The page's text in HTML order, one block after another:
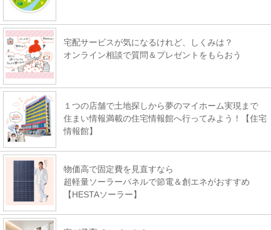
宅配サービスが気になるけれど、しくみは？
オンライン相談で質問＆プレゼントをもらおう
１つの店舗で土地探しから夢のマイホーム実現まで
住まい情報満載の住宅情報館へ行ってみよう！【住宅
情報館】
物価高で固定費を見直すなら
超軽量ソーラーパネルで節電＆創エネがおすすめ
【HESTAソーラー】